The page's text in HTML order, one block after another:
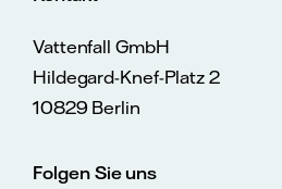
Vattenfall GmbH
Hildegard-Knef-Platz 2
10829 Berlin
Folgen Sie uns